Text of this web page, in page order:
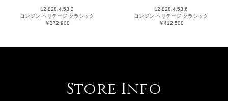
L2.828.4.53.2
ロンジン ヘリテージ クラシック
￥372,900
L2.828.4.53.6
ロンジン ヘリテージ クラシック
￥412,500
Store Info